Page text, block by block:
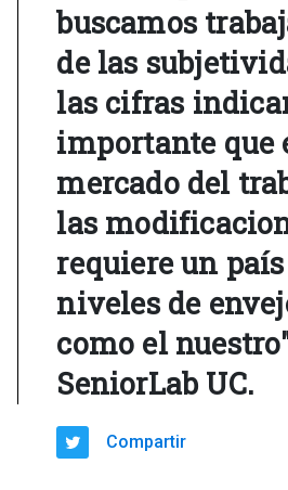
buscamos
de las
las cifras
importante que
mercado del
las
requiere un
niveles de
como el
SeniorLab UC.
Compartir